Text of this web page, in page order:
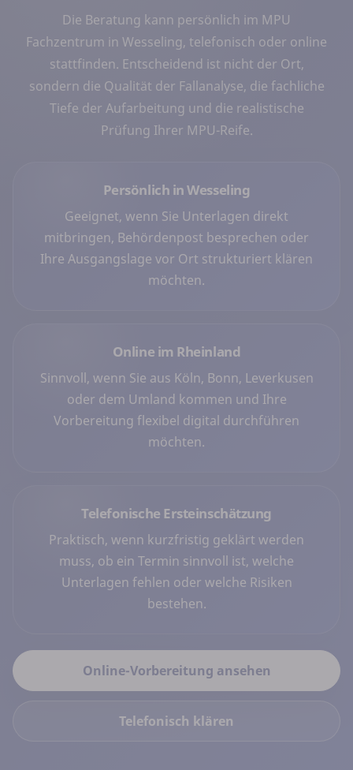
Die Beratung kann persönlich im MPU
Fachzentrum in Wesseling, telefonisch oder online
stattfinden. Entscheidend ist nicht der Ort,
sondern die Qualität der Fallanalyse, die fachliche
Tiefe der Aufarbeitung und die realistische
Prüfung Ihrer MPU-Reife.
Persönlich in Wesseling
Geeignet, wenn Sie Unterlagen direkt
mitbringen, Behördenpost besprechen oder
Ihre Ausgangslage vor Ort strukturiert klären
möchten.
Online im Rheinland
Sinnvoll, wenn Sie aus Köln, Bonn, Leverkusen
oder dem Umland kommen und Ihre
Vorbereitung flexibel digital durchführen
möchten.
Telefonische Ersteinschätzung
Praktisch, wenn kurzfristig geklärt werden
muss, ob ein Termin sinnvoll ist, welche
Unterlagen fehlen oder welche Risiken
bestehen.
Online-Vorbereitung ansehen
Telefonisch klären